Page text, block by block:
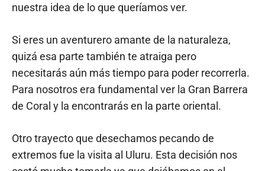
nuestra idea de lo que queríamos ver.
Si eres un aventurero amante de la naturaleza,
quizá esa parte también te atraiga pero
necesitarás aún más tiempo para poder recorrerla.
Para nosotros era fundamental ver la Gran Barrera
de Coral y la encontrarás en la parte oriental.
Otro trayecto que desechamos pecando de
extremos fue la visita al Uluru. Esta decisión nos